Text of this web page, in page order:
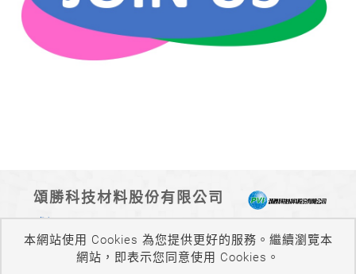
本網站使用 Cookies 為您提供更好的服務。繼續瀏覽本
網站，即表示您同意使用 Cookies。
頌勝科技材料股份有限公司
sales@pvichem.com.tw
04-23550168
04-23550167